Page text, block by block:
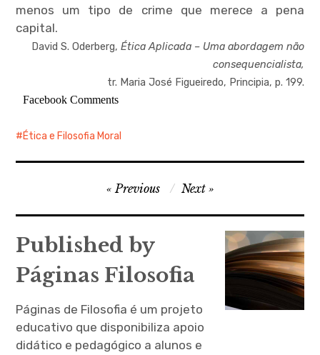
child
menu
menos um tipo de crime que merece a pena
capital.
David S. Oderberg, Ética Aplicada – Uma abordagem não
consequencialista,
tr. Maria José Figueiredo, Principia, p. 199.
Facebook Comments
Ética e Filosofia Moral
Navegação
de
artigos
Previous Next
Published by
Páginas Filosofia
Páginas de Filosofia é um projeto
educativo que disponibiliza apoio
didático e pedagógico a alunos e